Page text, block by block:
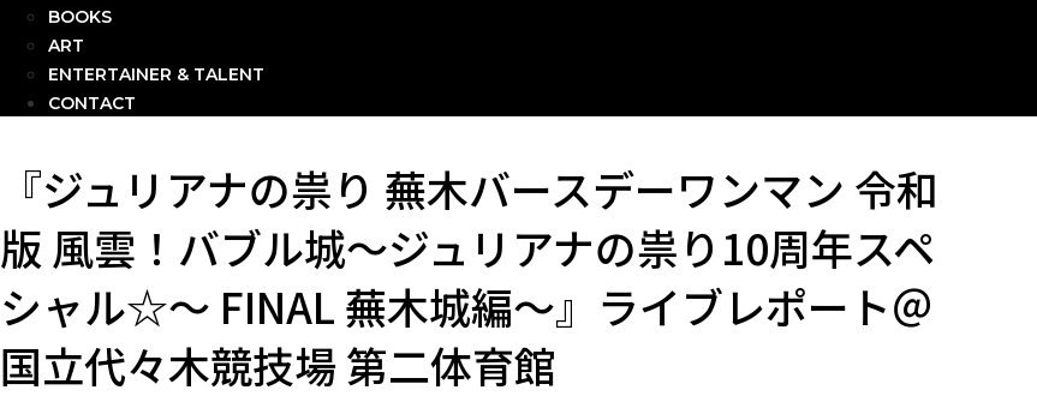
BOOKS
ART
ENTERTAINER & TALENT
CONTACT
『ジュリアナの祟り 蕪木バースデーワンマン 令和
版 風雲！バブル城～ジュリアナの祟り10周年スペ
シャル☆～ FINAL 蕪木城編～』ライブレポート＠
国立代々木競技場 第二体育館